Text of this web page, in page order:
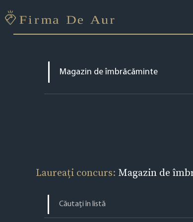
Laureați concurs: Magazin de